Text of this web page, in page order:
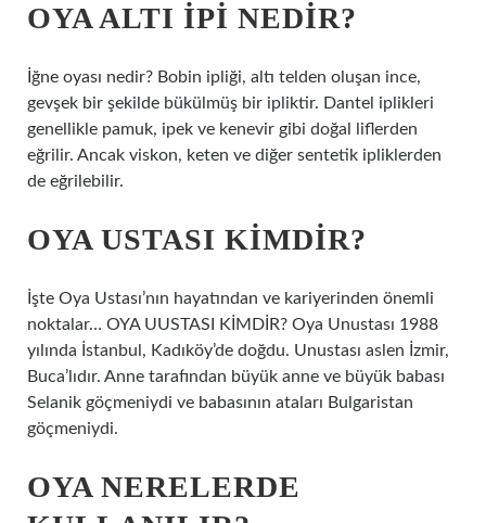
OYA ALTI IPI NEDIR?
İğne oyası nedir? Bobin ipliği, altı telden oluşan ince,
gevşek bir şekilde bükülmüş bir ipliktir. Dantel iplikleri
genellikle pamuk, ipek ve kenevir gibi doğal liflerden
eğrilir. Ancak viskon, keten ve diğer sentetik ipliklerden
de eğrilebilir.
OYA USTASI KIMDIR?
İşte Oya Ustası’nın hayatından ve kariyerinden önemli
noktalar… OYA UUSTASI KİMDİR? Oya Unustası 1988
yılında İstanbul, Kadıköy’de doğdu. Unustası aslen İzmir,
Buca’lıdır. Anne tarafından büyük anne ve büyük babası
Selanik göçmeniydi ve babasının ataları Bulgaristan
göçmeniydi.
OYA NERELERDE